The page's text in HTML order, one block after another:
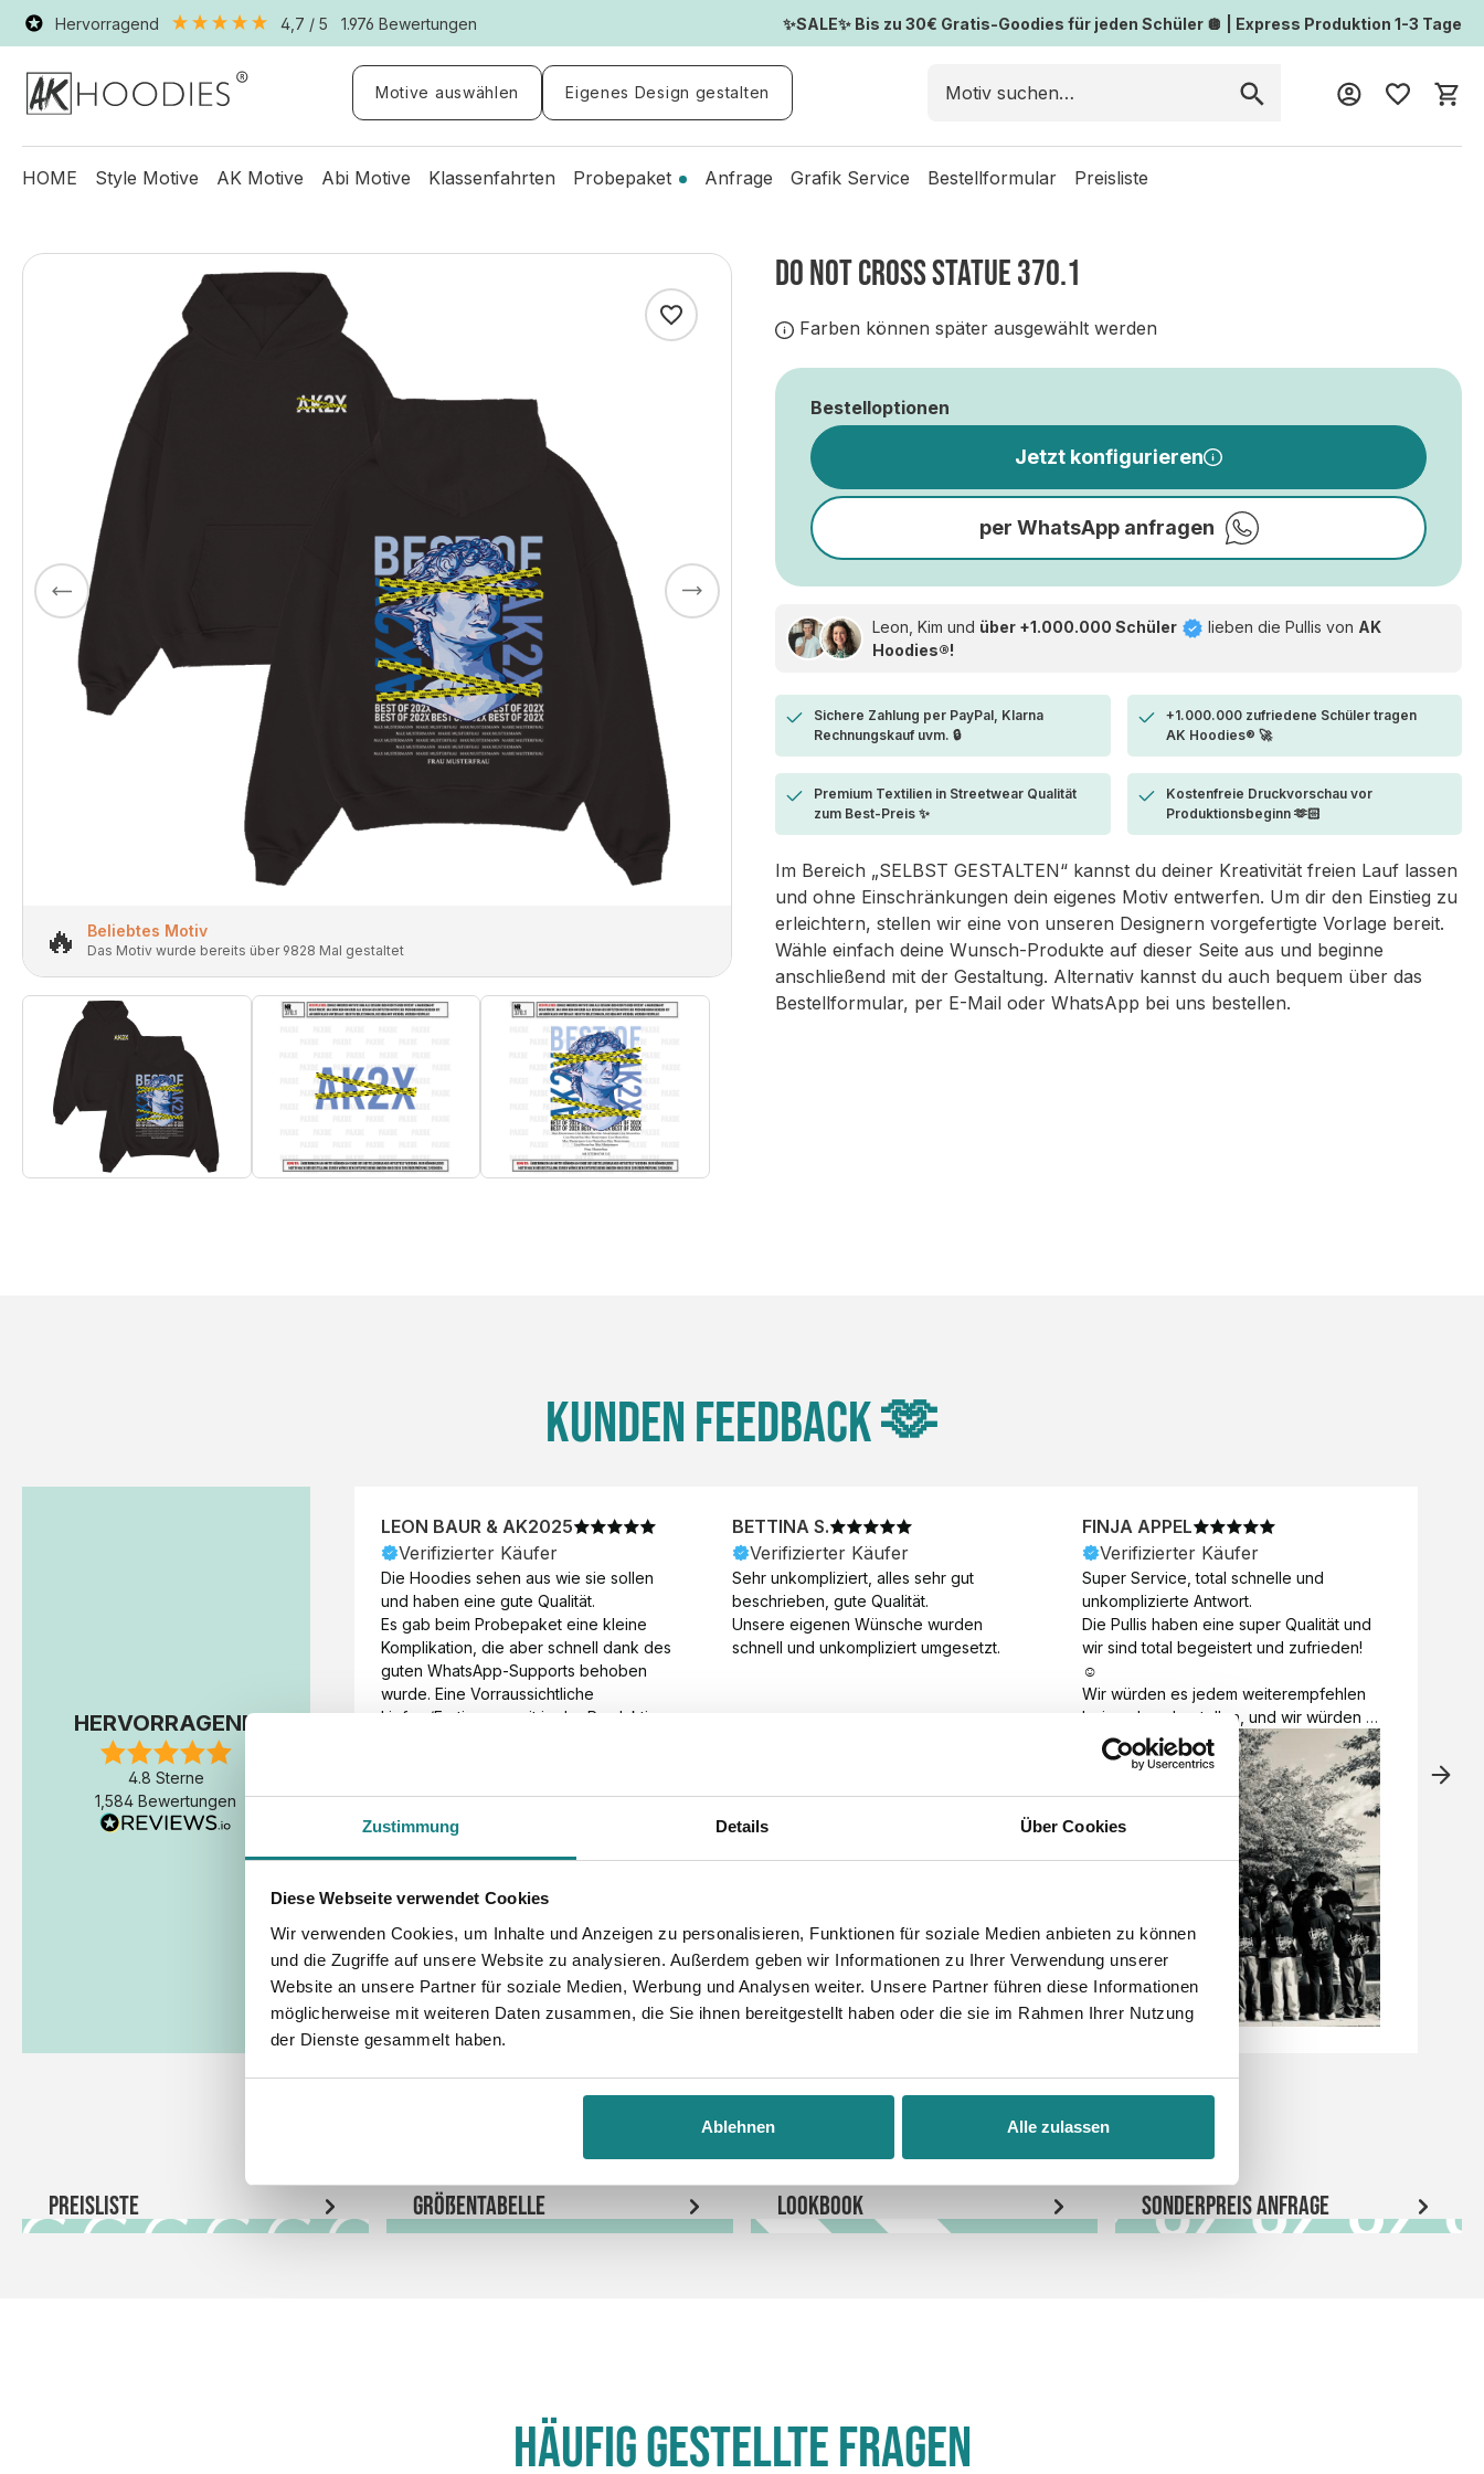
Zustimmung Details Über Cookies
Diese Webseite verwendet Cookies
Wir verwenden Cookies, um Inhalte und Anzeigen zu personalisieren, Funktionen für soziale Medien anbieten zu können
und die Zugriffe auf unsere Website zu analysieren. Außerdem geben wir Informationen zu Ihrer Verwendung unserer
Website an unsere Partner für soziale Medien, Werbung und Analysen weiter. Unsere Partner führen diese Informationen
möglicherweise mit weiteren Daten zusammen, die Sie ihnen bereitgestellt haben oder die sie im Rahmen Ihrer Nutzung
der Dienste gesammelt haben.
Ablehnen Alle zulassen
Hervorragend 4,7 / 5 1.976 Bewertungen ✨SALE✨ Bis zu 30€ Gratis-Goodies für jeden Schüler 🪩 | Express Produktion 1-3 Tage
Motive auswählen Eigenes Design gestalten
HOME Style Motive AK Motive Abi Motive Klassenfahrten Probepaket Anfrage Grafik Service Bestellformular Preisliste
🔥 Beliebtes Motiv
Das Motiv wurde bereits über 9828 Mal gestaltet
DO NOT CROSS STATUE 370.1
Farben können später ausgewählt werden
Bestelloptionen
Jetzt konfigurieren
per WhatsApp anfragen
Leon, Kim und über +1.000.000 Schüler lieben die Pullis von AK
Hoodies®!
Sichere Zahlung per PayPal, Klarna
Rechnungskauf uvm. 🔒
+1.000.000 zufriedene Schüler tragen
AK Hoodies® 🚀
Premium Textilien in Streetwear Qualität
zum Best-Preis ✨
Kostenfreie Druckvorschau vor
Produktionsbeginn 🫶🏻
Im Bereich „SELBST GESTALTEN“ kannst du deiner Kreativität freien Lauf lassen
und ohne Einschränkungen dein eigenes Motiv entwerfen. Um dir den Einstieg zu
erleichtern, stellen wir eine von unseren Designern vorgefertigte Vorlage bereit.
Wähle einfach deine Wunsch-Produkte auf dieser Seite aus und beginne
anschließend mit der Gestaltung. Alternativ kannst du auch bequem über das
Bestellformular, per E-Mail oder WhatsApp bei uns bestellen.
Kunden Feedback 🫶
HERVORRAGEND
4.8 Sterne
1,584 Bewertungen
LEON BAUR & AK2025
Verifizierter Käufer
Die Hoodies sehen aus wie sie sollen
und haben eine gute Qualität.
Es gab beim Probepaket eine kleine
Komplikation, die aber schnell dank des
guten WhatsApp-Supports behoben
wurde. Eine Vorraussichtliche
Liefer-/Fertigungszeit in der Produktion
Fertigstellung der Produktion.
BETTINA S.
Verifizierter Käufer
Sehr unkompliziert, alles sehr gut
beschrieben, gute Qualität.
Unsere eigenen Wünsche wurden
schnell und unkompliziert umgesetzt.
FINJA APPEL
Verifizierter Käufer
Super Service, total schnelle und
unkomplizierte Antwort.
Die Pullis haben eine super Qualität und
wir sind total begeistert und zufrieden!
☺️
Wir würden es jedem weiterempfehlen
bei euch zu bestellen, und wir würden
es auch sofort nochmal tun!
Vielen Dank für alles 😊
Preisliste Größentabelle LookBook Sonderpreis Anfrage
Häufig gestellte Fragen